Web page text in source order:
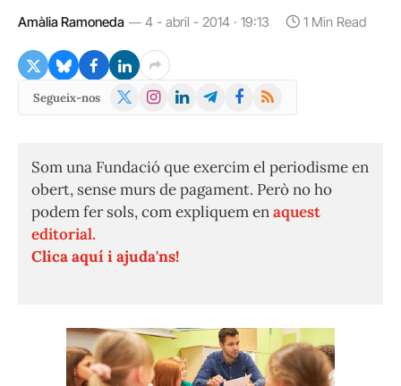
Amàlia Ramoneda 4 - abril - 2014 · 19:13 1 Min Read
Segueix-nos
X
Instagram
LinkedInTelegramFacebook
RSS
Som una Fundació que exercim el periodisme en
obert, sense murs de pagament. Però no ho
podem fer sols, com expliquem enaquest
editorial.
Clica aquí i ajuda'ns!